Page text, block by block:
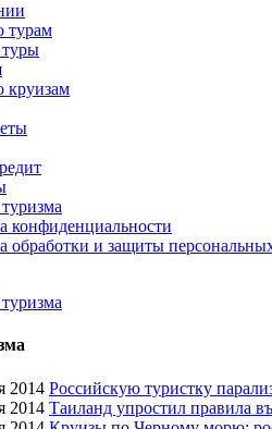
турам
круизам
конфиденциальности
обработки и защиты
2014 Российскую туристку
2014 Таиланд упростил правила